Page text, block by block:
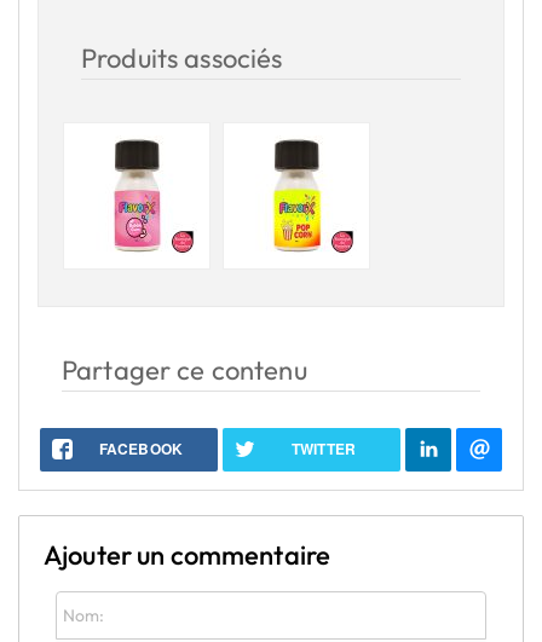
Produits associés
Partager ce contenu
FACEBOOK TWITTER
Ajouter un commentaire